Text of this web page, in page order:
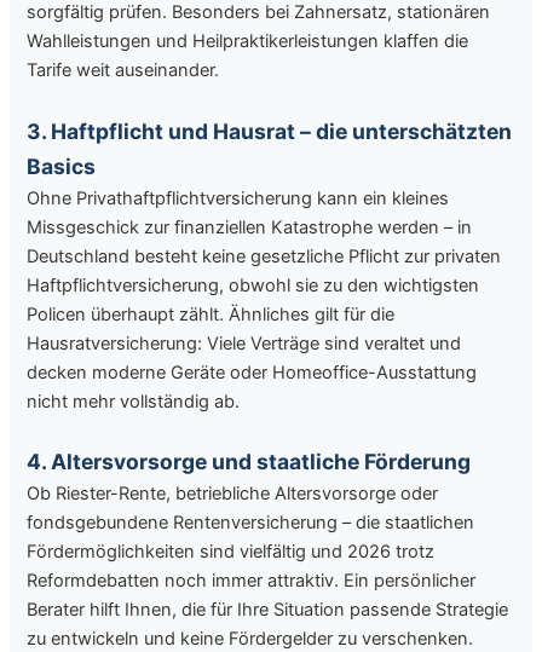
sorgfältig prüfen. Besonders bei Zahnersatz, stationären
Wahlleistungen und Heilpraktikerleistungen klaffen die
Tarife weit auseinander.
3. Haftpflicht und Hausrat – die unterschätzten
Basics
Ohne Privathaftpflichtversicherung kann ein kleines
Missgeschick zur finanziellen Katastrophe werden – in
Deutschland besteht keine gesetzliche Pflicht zur privaten
Haftpflichtversicherung, obwohl sie zu den wichtigsten
Policen überhaupt zählt. Ähnliches gilt für die
Hausratversicherung: Viele Verträge sind veraltet und
decken moderne Geräte oder Homeoffice-Ausstattung
nicht mehr vollständig ab.
4. Altersvorsorge und staatliche Förderung
Ob Riester-Rente, betriebliche Altersvorsorge oder
fondsgebundene Rentenversicherung – die staatlichen
Fördermöglichkeiten sind vielfältig und 2026 trotz
Reformdebatten noch immer attraktiv. Ein persönlicher
Berater hilft Ihnen, die für Ihre Situation passende Strategie
zu entwickeln und keine Fördergelder zu verschenken.